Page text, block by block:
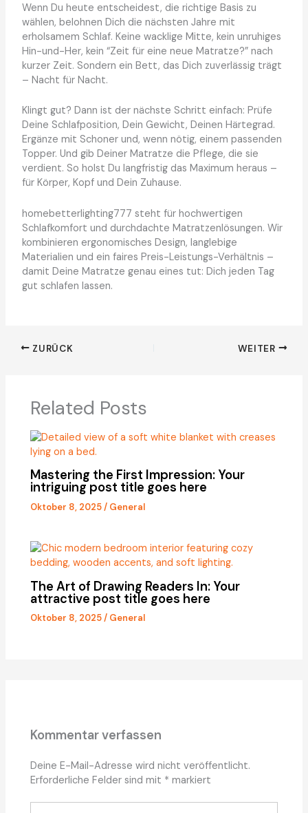
Wenn Du heute entscheidest, die richtige Basis zu
wählen, belohnen Dich die nächsten Jahre mit
erholsamem Schlaf. Keine wacklige Mitte, kein unruhiges
Hin-und-Her, kein “Zeit für eine neue Matratze?” nach
kurzer Zeit. Sondern ein Bett, das Dich zuverlässig trägt
– Nacht für Nacht.
Klingt gut? Dann ist der nächste Schritt einfach: Prüfe
Deine Schlafposition, Dein Gewicht, Deinen Härtegrad.
Ergänze mit Schoner und, wenn nötig, einem passenden
Topper. Und gib Deiner Matratze die Pflege, die sie
verdient. So holst Du langfristig das Maximum heraus –
für Körper, Kopf und Dein Zuhause.
homebetterlighting777 steht für hochwertigen
Schlafkomfort und durchdachte Matratzenlösungen. Wir
kombinieren ergonomisches Design, langlebige
Materialien und ein faires Preis-Leistungs-Verhältnis –
damit Deine Matratze genau eines tut: Dich jeden Tag
gut schlafen lassen.
ZURÜCK WEITER
Related Posts
Mastering the First Impression: Your
intriguing post title goes here
Oktober 8, 2025/ General
The Art of Drawing Readers In: Your
attractive post title goes here
Oktober 8, 2025/ General
Kommentar verfassen
Deine E-Mail-Adresse wird nicht veröffentlicht.
Erforderliche Felder sind mit * markiert